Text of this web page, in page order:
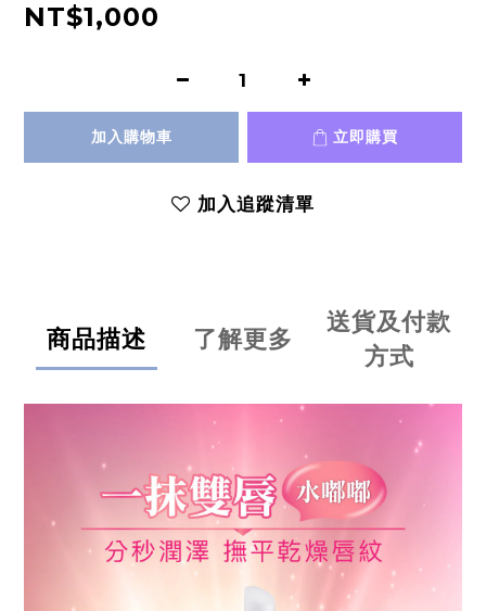
NT$1,000
加入購物車 立即購買
加入追蹤清單
商品描述 了解更多
送貨及付款
方式